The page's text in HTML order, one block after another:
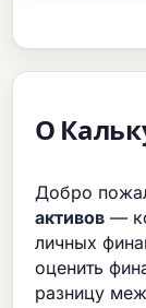
О
Добро
активов —
личных
оценить
разницу